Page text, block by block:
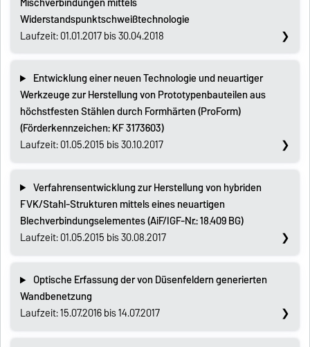
Widerstandspunktschweißtechnologie
Laufzeit: 01.01.2017 bis 30.04.2018
Entwicklung einer neuen Technologie und neuartiger
Werkzeuge zur Herstellung von Prototypenbauteilen aus
höchstfesten Stählen durch Formhärten (ProForm)
(Förderkennzeichen: KF 3173603)
Laufzeit: 01.05.2015 bis 30.10.2017
Verfahrensentwicklung zur Herstellung von hybriden
FVK/Stahl-Strukturen mittels eines neuartigen
Blechverbindungselementes (AiF/IGF-Nr.: 18.409 BG)
Laufzeit: 01.05.2015 bis 30.08.2017
Optische Erfassung der von Düsenfeldern generierten
Wandbenetzung
Laufzeit: 15.07.2016 bis 14.07.2017